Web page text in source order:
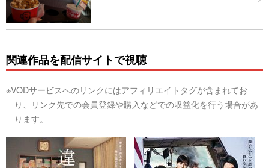
関連作品を配信サイトで視聴
※VODサービスへのリンクにはアフィリエイトタグが含まれてお
り、リンク先での会員登録や購入などでの収益化を行う場合があ
ります。